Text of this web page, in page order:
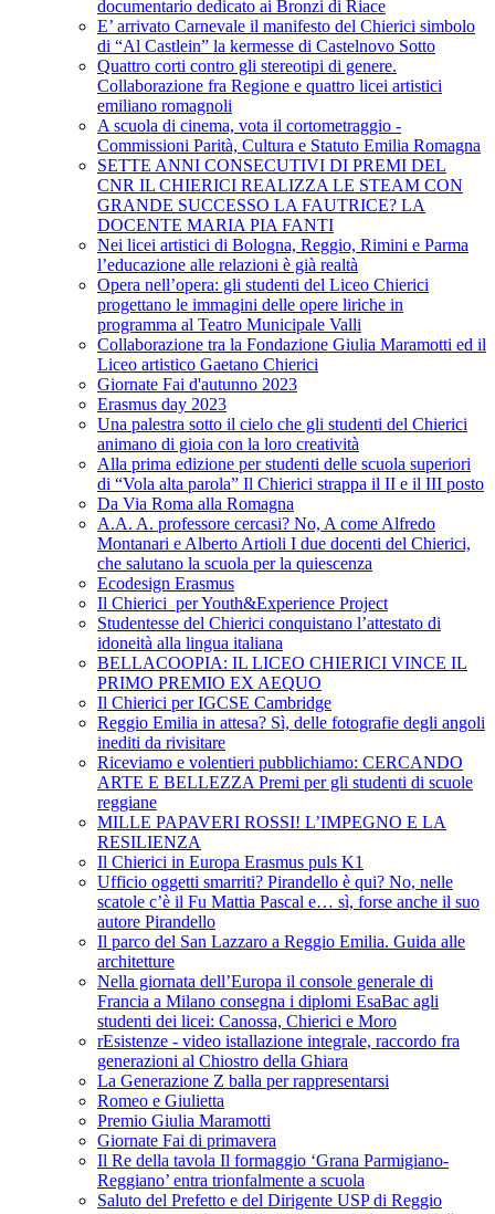
documentario dedicato ai Bronzi di Riace
E’ arrivato Carnevale il manifesto del Chierici simbolo
di “Al Castlein” la kermesse di Castelnovo Sotto
Quattro corti contro gli stereotipi di genere.
Collaborazione fra Regione e quattro licei artistici
emiliano romagnoli
A scuola di cinema, vota il cortometraggio -
Commissioni Parità, Cultura e Statuto Emilia Romagna
SETTE ANNI CONSECUTIVI DI PREMI DEL
CNR IL CHIERICI REALIZZA LE STEAM CON
GRANDE SUCCESSO LA FAUTRICE? LA
DOCENTE MARIA PIA FANTI
Nei licei artistici di Bologna, Reggio, Rimini e Parma
l’educazione alle relazioni è già realtà
Opera nell’opera: gli studenti del Liceo Chierici
progettano le immagini delle opere liriche in
programma al Teatro Municipale Valli
Collaborazione tra la Fondazione Giulia Maramotti ed il
Liceo artistico Gaetano Chierici
Giornate Fai d'autunno 2023
Erasmus day 2023
Una palestra sotto il cielo che gli studenti del Chierici
animano di gioia con la loro creatività
Alla prima edizione per studenti delle scuola superiori
di “Vola alta parola” Il Chierici strappa il II e il III posto
Da Via Roma alla Romagna
A.A. A. professore cercasi? No, A come Alfredo
Montanari e Alberto Artioli I due docenti del Chierici,
che salutano la scuola per la quiescenza
Ecodesign Erasmus
Il Chierici per Youth&Experience Project
Studentesse del Chierici conquistano l’attestato di
idoneità alla lingua italiana
BELLACOOPIA: IL LICEO CHIERICI VINCE IL
PRIMO PREMIO EX AEQUO
Il Chierici per IGCSE Cambridge
Reggio Emilia in attesa? Sì, delle fotografie degli angoli
inediti da rivisitare
Riceviamo e volentieri pubblichiamo: CERCANDO
ARTE E BELLEZZA Premi per gli studenti di scuole
reggiane
MILLE PAPAVERI ROSSI! L’IMPEGNO E LA
RESILIENZA
Il Chierici in Europa Erasmus puls K1
Ufficio oggetti smarriti? Pirandello è qui? No, nelle
scatole c’è il Fu Mattia Pascal e… sì, forse anche il suo
autore Pirandello
Il parco del San Lazzaro a Reggio Emilia. Guida alle
architetture
Nella giornata dell’Europa il console generale di
Francia a Milano consegna i diplomi EsaBac agli
studenti dei licei: Canossa, Chierici e Moro
rEsistenze - video istallazione integrale, raccordo fra
generazioni al Chiostro della Ghiara
La Generazione Z balla per rappresentarsi
Romeo e Giulietta
Premio Giulia Maramotti
Giornate Fai di primavera
Il Re della tavola Il formaggio ‘Grana Parmigiano-
Reggiano’ entra trionfalmente a scuola
Saluto del Prefetto e del Dirigente USP di Reggio